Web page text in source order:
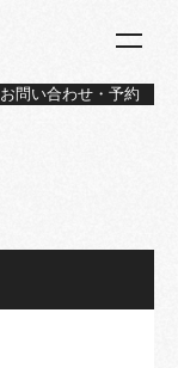
お問い合わせ・予約